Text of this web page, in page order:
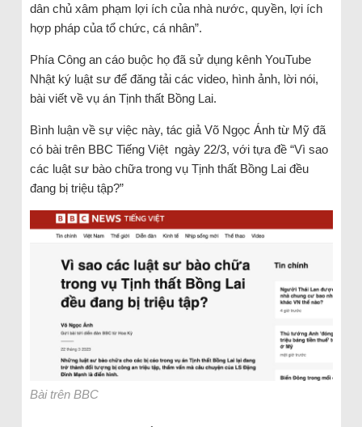
dân chủ xâm phạm lợi ích của nhà nước, quyền, lợi ích
hợp pháp của tổ chức, cá nhân”.
Phía Công an cáo buộc họ đã sử dụng kênh YouTube
Nhật ký luật sư để đăng tải các video, hình ảnh, lời nói,
bài viết về vụ án Tịnh thất Bồng Lai.
Bình luận về sự việc này, tác giả Võ Ngọc Ánh từ Mỹ đã
có bài trên BBC Tiếng Việt ngày 22/3, với tựa đề “Vì sao
các luật sư bào chữa trong vụ Tịnh thất Bồng Lai đều
đang bị triệu tập?”
Bài trên BBC